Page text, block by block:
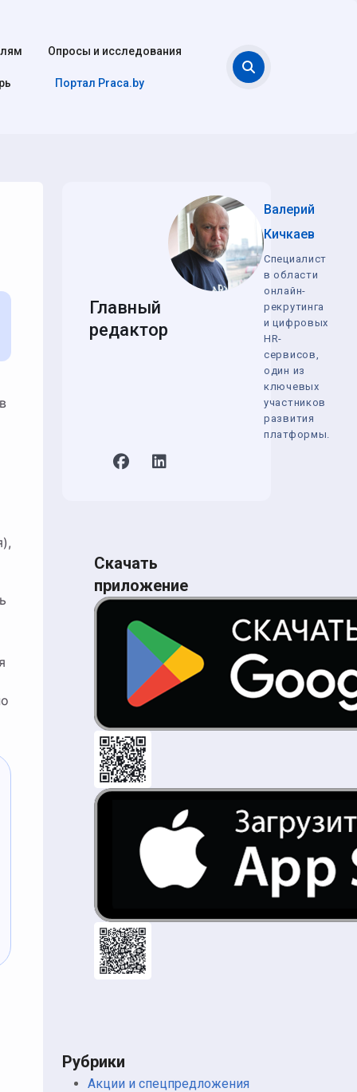
Опросы и исследования
Портал Praca.by
Главный
редактор
Валерий
Кичкаев
Специалист
в области
онлайн-
рекрутинга
и цифровых
HR-
сервисов,
один из
ключевых
участников
развития
платформы.
Скачать
приложение
Рубрики
Акции и спецпредложения